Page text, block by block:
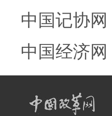
中国记协网
中国经济网